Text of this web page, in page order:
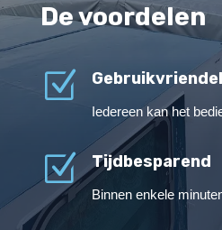
De voordelen
Z
Iedereen kan het
Z Tijdbesparend
Binnen enkele